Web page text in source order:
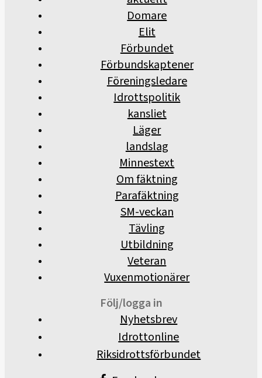
Domare
Elit
Förbundet
Förbundskaptener
Föreningsledare
Idrottspolitik
kansliet
Läger
landslag
Minnestext
Om fäktning
Parafäktning
SM-veckan
Tävling
Utbildning
Veteran
Vuxenmotionärer
Följ/logga in
Nyhetsbrev
Idrottonline
Riksidrottsförbundet